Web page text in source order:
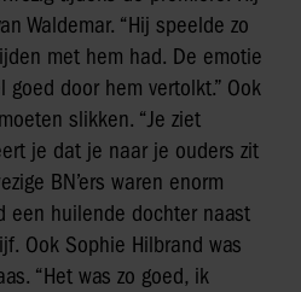
Waldemar. “Hij speelde zo
met hem had. De emotie
door hem vertolkt.” Ook
slikken. “Je ziet
je dat je naar je ouders zit
BN’ers waren enorm
een huilende dochter naast
Ook Sophie Hilbrand was
“Het was zo goed, ik